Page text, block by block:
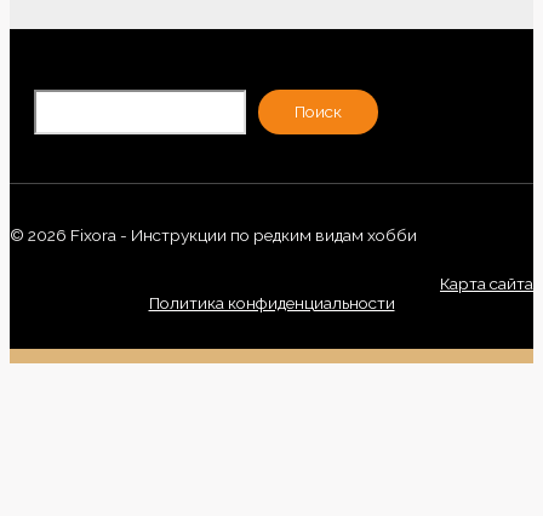
Поиск
© 2026 Fixora - Инструкции по редким видам хобби
Карта сайта
Политика конфиденциальности